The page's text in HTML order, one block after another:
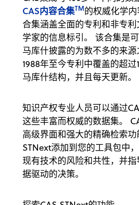
CAS内容合集TM的权威化学
合集涵盖全面的专利和非专
学家的信息标引。 该合集是
马库什披露的为数不多的来
1988年至今专利中覆盖的超过
马库什结构，并且每天更新。
知识产权专业人员可以通过
这些丰富而权威的数据集。
高级界面和强大的精确检索功
STNext添加到您的工具包中
现有技术的风险和共性，并
据驱动的决策。